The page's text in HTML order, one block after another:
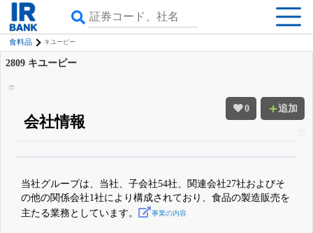
食料品 キユーピー
0 追加
2809 キユーピー
会社情報
詳しく見られる
無料でβ版をはじめる
登録すると永久30%OFFと米株版の先行利用も付きます
当社グループは、当社、子会社54社、関連会社27社およびそ
の他の関係会社1社により構成されており、食品の製造販売を
主たる業務としています。
事業の内容